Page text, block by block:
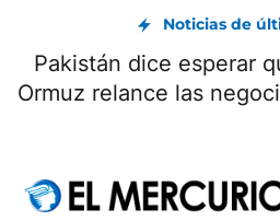
Noticias de
Pakistán dice esperar
Ormuz relance las